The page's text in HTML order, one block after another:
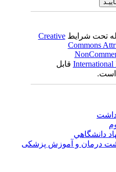
شرایط Creative
قابل
درمان و آموزش پزشکی